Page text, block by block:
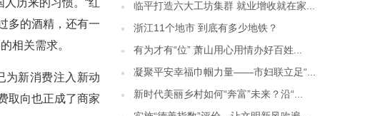
历来的习惯。“红
多的酒精，还有一
相关需求。
为新消费注入新动
取向也正成了商家
临平打造六大工坊集群 就业增收就在家...
浙江11个地市 到底有多少地铁？
有为才有“位” 萧山用心用情办好百姓...
凝聚平安幸福巾帼力量——市妇联立足“...
新时代美丽乡村如何“奔富”未来？沿“...